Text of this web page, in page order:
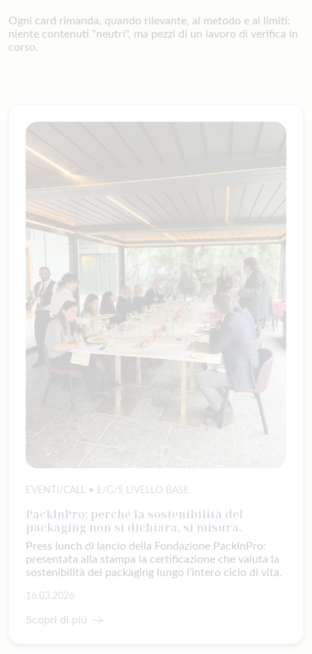
Ogni card rimanda, quando rilevante, al metodo e ai limiti:
niente contenuti "neutri", ma pezzi di un lavoro di verifica in
corso.
EVENTI/CALL • E/G/S LIVELLO BASE
PackInPro: perché la sostenibilità del
packaging non si dichiara, si misura.
Press lunch di lancio della Fondazione PackInPro:
presentata alla stampa la certificazione che valuta la
sostenibilità del packaging lungo l’intero ciclo di vita.
16.03.2026
Scopri di più